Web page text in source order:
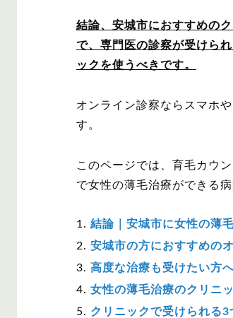
結論、安城市におすすめの
で、専門医の診察が受けら
ックを使うべきです。
オンライン診察ならスマホ
す。
このページでは、育毛カウ
で女性の薄毛治療ができる
結論｜安城市に女性の薄
安城市の方におすすめの
高度な治療も受けたい方
女性の薄毛治療のクリニ
クリニックで受けられる3
対策・
かつら・ヴ